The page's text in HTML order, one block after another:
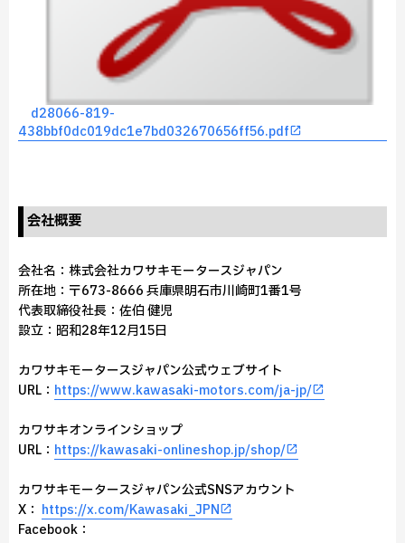
d28066-819-
438bbf0dc019dc1e7bd032670656ff56.pdf
会社概要
会社名：株式会社カワサキモータースジャパン
所在地：〒673-8666 兵庫県明石市川崎町1番1号
代表取締役社長：佐伯 健児
設立：昭和28年12月15日
カワサキモータースジャパン公式ウェブサイト
URL： https://www.kawasaki-motors.com/ja-jp/
カワサキオンラインショップ
URL： https://kawasaki-onlineshop.jp/shop/
カワサキモータースジャパン公式SNSアカウント
X： https://x.com/Kawasaki_JPN
Facebook：